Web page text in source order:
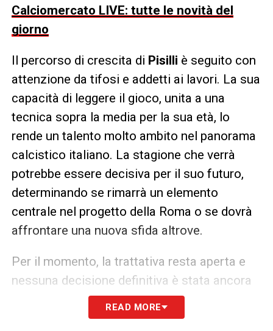
Calciomercato LIVE: tutte le novità del
giorno
Il percorso di crescita di Pisilli è seguito con
attenzione da tifosi e addetti ai lavori. La sua
capacità di leggere il gioco, unita a una
tecnica sopra la media per la sua età, lo
rende un talento molto ambito nel panorama
calcistico italiano. La stagione che verrà
potrebbe essere decisiva per il suo futuro,
determinando se rimarrà un elemento
centrale nel progetto della Roma o se dovrà
affrontare una nuova sfida altrove.
Per il momento, la trattativa resta aperta e
nessuna decisione definitiva è stata ancora
presa. Le prossime settimane potrebbero
portare novità importanti sul destino di
READ MORE